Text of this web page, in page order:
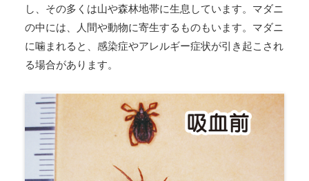
し、その多くは山や森林地帯に生息しています。マダニ
の中には、人間や動物に寄生するものもいます。マダニ
に噛まれると、感染症やアレルギー症状が引き起こされ
る場合があります。